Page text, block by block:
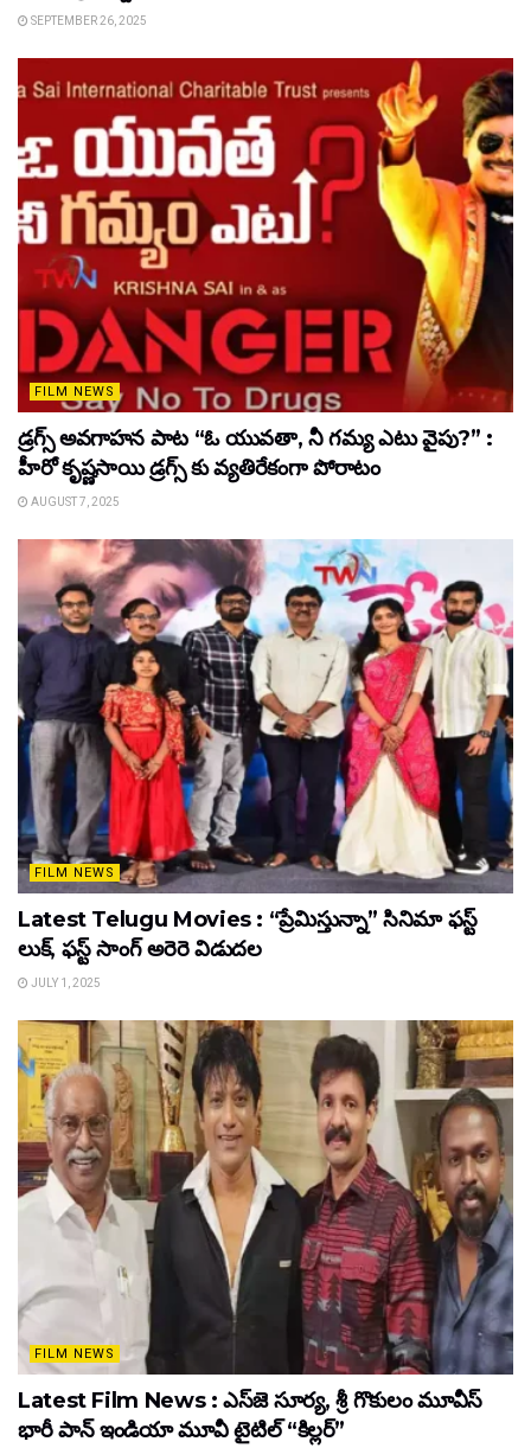
SEPTEMBER 26, 2025
FILM NEWS
డ్రగ్స్ అవగాహన పాట “ఓ యువతా, నీ గమ్య ఎటు వైపు?” :
హీరో కృష్ణసాయి డ్రగ్స్ కు వ్యతిరేకంగా పోరాటం
AUGUST 7, 2025
FILM NEWS
Latest Telugu Movies : “ప్రేమిస్తున్నా” సినిమా ఫస్ట్
లుక్, ఫస్ట్ సాంగ్ అరెరె విడుదల
JULY 1, 2025
FILM NEWS
Latest Film News : ఎస్‌జె సూర్య, శ్రీ గొకులం మూవీస్‌
భారీ పాన్‌ ఇండియా మూవీ టైటిల్ “కిల్లర్”